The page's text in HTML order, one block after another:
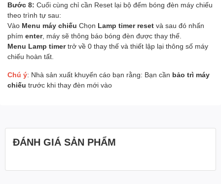
Bước 8: Cuối cùng chỉ cần Reset lại bộ đếm bóng đèn máy chiếu
theo trình tự sau:
Vào Menu máy chiếu Chọn Lamp timer reset và sau đó nhấn
phím enter, máy sẽ thông báo bóng đèn được thay thế.
Menu Lamp timertrở về 0 thay thế và thiết lập lại thông số máy
chiếu hoàn tất.
Chú ý: Nhà sản xuất khuyến cáo bạn rằng: Bạn cần bảo trì máy
chiếu trước khi thay đèn mới vào
ĐÁNH GIÁ SẢN PHẨM